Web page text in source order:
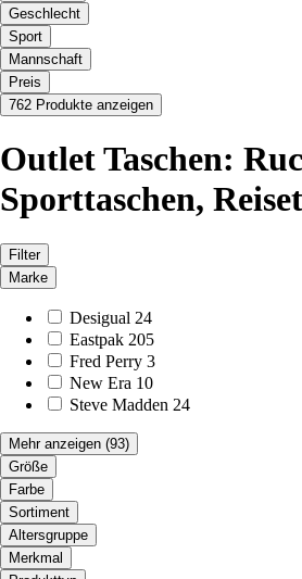
Geschlecht
Sport
Mannschaft
Preis
762 Produkte anzeigen
Outlet Taschen:
Sporttaschen,
Filter
Marke
Desigual 24
Eastpak 205
Fred Perry 3
New Era 10
Steve Madden 24
Mehr anzeigen (93)
Größe
Farbe
Sortiment
Altersgruppe
Merkmal